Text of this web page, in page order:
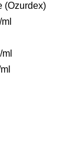
(Ozurdex)